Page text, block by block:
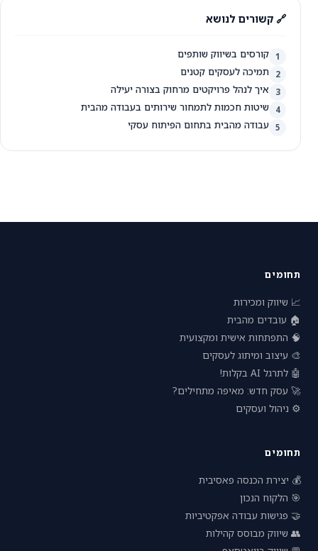
🔗 קשורים לנושא
1 קורסים בשיווק שותפים
2 תמיכה לעסקים קטנים
3 איך לנהל פרויקטים מרחוק בצורה יעילה
4 שיטות חכמות לתמחור שירותים בעבודה מהבית
5 עבודה מהבית בתחום הפיתוח עסקי
תחומים
📈 שיווק ומכירות
🏠 עובדים מהבית
🧠 התפתחות אישית ומקצועית
🎨 עיצוב ומיתוג לעסקים
🤖 לתרגל AI בקלות!
🚀 עסק חדש: מאיפה מתחילים?
⚙️ ניהול ועסקים
תחומים
💰 יצירת הכנסה פאסיבית
🎯 הלקוח הנכון
🤝 פגישות עבודה אפקטיביות
👥 שיווק מבוסס קהילות